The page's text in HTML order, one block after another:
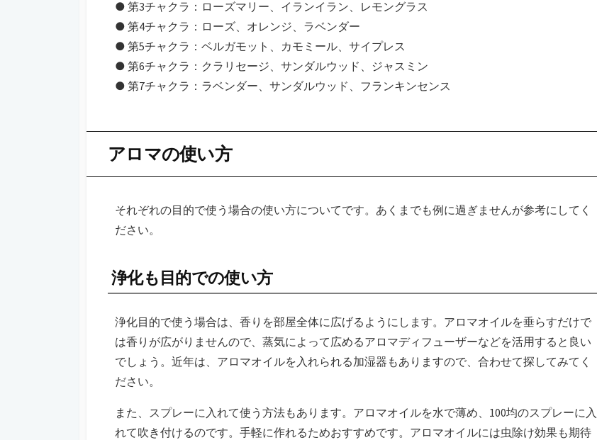
● 第3チャクラ：ローズマリー、イランイラン、レモングラス
● 第4チャクラ：ローズ、オレンジ、ラベンダー
● 第5チャクラ：ベルガモット、カモミール、サイプレス
● 第6チャクラ：クラリセージ、サンダルウッド、ジャスミン
● 第7チャクラ：ラベンダー、サンダルウッド、フランキンセンス
アロマの使い方
それぞれの目的で使う場合の使い方についてです。あくまでも例に過ぎませんが参考にしてく
ださい。
浄化も目的での使い方
浄化目的で使う場合は、香りを部屋全体に広げるようにします。アロマオイルを垂らすだけで
は香りが広がりませんので、蒸気によって広めるアロマディフューザーなどを活用すると良い
でしょう。近年は、アロマオイルを入れられる加湿器もありますので、合わせて探してみてく
ださい。
また、スプレーに入れて使う方法もあります。アロマオイルを水で薄め、100均のスプレーに入
れて吹き付けるのです。手軽に作れるためおすすめです。アロマオイルには虫除け効果も期待